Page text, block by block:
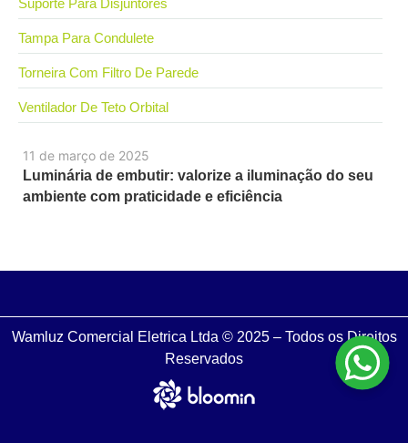
11 de março de 2025
Luminária de embutir: valorize a iluminação do seu
ambiente com praticidade e eficiência
Tampa Para Condulete
Torneira Com Filtro De Parede
Ventilador De Teto Orbital
Wamluz Comercial Eletrica Ltda © 2025 – Todos os Direitos
Reservados